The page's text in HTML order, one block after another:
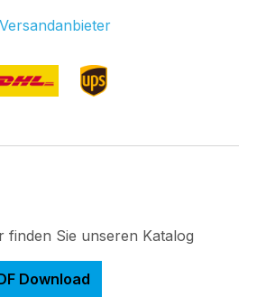
Versandanbieter
finden Sie unseren Katalog
Download